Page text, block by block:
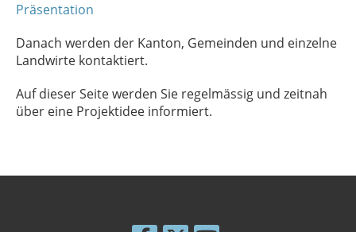
Präsentation
Danach werden der Kanton, Gemeinden und einzelne
Landwirte kontaktiert.
Auf dieser Seite werden Sie regelmässig und zeitnah
über eine Projektidee informiert.